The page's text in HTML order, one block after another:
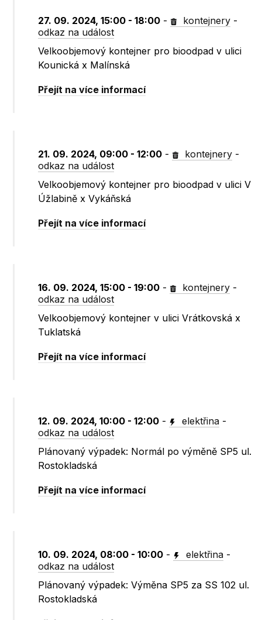
27. 09. 2024, 15:00 - 18:00 - kontejnery -
odkaz na událost
Velkoobjemový kontejner pro bioodpad v ulici
Kounická x Malínská
Přejít na více informací
21. 09. 2024, 09:00 - 12:00 - kontejnery -
odkaz na událost
Velkoobjemový kontejner pro bioodpad v ulici V
Úžlabině x Vykáňská
Přejít na více informací
16. 09. 2024, 15:00 - 19:00 - kontejnery -
odkaz na událost
Velkoobjemový kontejner v ulici Vrátkovská x
Tuklatská
Přejít na více informací
12. 09. 2024, 10:00 - 12:00 - elektřina -
odkaz na událost
Plánovaný výpadek: Normál po výměně SP5 ul.
Rostokladská
Přejít na více informací
10. 09. 2024, 08:00 - 10:00 - elektřina -
odkaz na událost
Plánovaný výpadek: Výměna SP5 za SS 102 ul.
Rostokladská